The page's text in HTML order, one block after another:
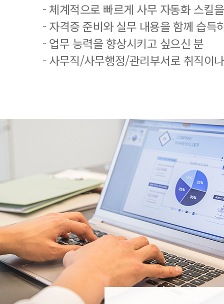
- 체계적으로 빠르게 사무 자동화 스킬
- 자격증 준비와 실무 내용을 함께 습득
- 업무 능력을 향상시키고 싶으신 분
- 사무직/사무행정/관리부서로 취직이